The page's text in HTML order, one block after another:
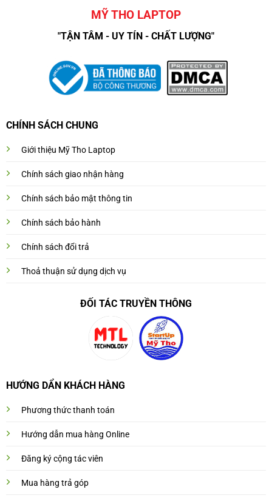
MỸ THO LAPTOP
"TẬN TÂM - UY TÍN - CHẤT LƯỢNG"
CHÍNH SÁCH CHUNG
Giới thiệu Mỹ Tho Laptop
Chính sách giao nhận hàng
Chính sách bảo mật thông tin
Chính sách bảo hành
Chính sách đổi trả
Thoả thuận sử dụng dịch vụ
ĐỐI TÁC TRUYỀN THÔNG
HƯỚNG DẨN KHÁCH HÀNG
Phương thức thanh toán
Hướng dẫn mua hàng Online
Đăng ký cộng tác viên
Mua hàng trả góp